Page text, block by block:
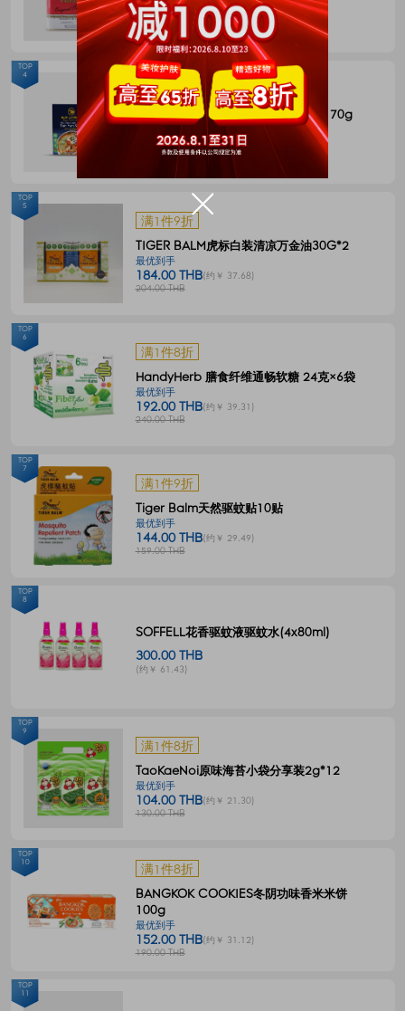
144.00 THB(约￥ 29.49)
180.00 THB
满1件8折
BLUE ELEPHANT 冬阴功一体式汤料 70g
55.00 THB(约￥ 11.27)
68.00 THB
TOP
4
满1件9折
TIGER BALM虎标白装清凉万金油30G*2
最优到手
184.00 THB(约￥ 37.68)
204.00 THB
TOP
5
满1件8折
HandyHerb 膳食纤维通畅软糖 24克×6袋
最优到手
192.00 THB(约￥ 39.31)
240.00 THB
TOP
6
满1件9折
Tiger Balm天然驱蚊贴10贴
最优到手
144.00 THB(约￥ 29.49)
159.00 THB
TOP
7
SOFFELL花香驱蚊液驱蚊水(4x80ml)
300.00 THB
(约￥ 61.43)
TOP
8
满1件8折
TaoKaeNoi原味海苔小袋分享装2g*12
最优到手
104.00 THB(约￥ 21.30)
130.00 THB
TOP
9
满1件8折
BANGKOK COOKIES冬阴功味香米米饼
100g
最优到手
152.00 THB(约￥ 31.12)
190.00 THB
TOP
10
TOP
11